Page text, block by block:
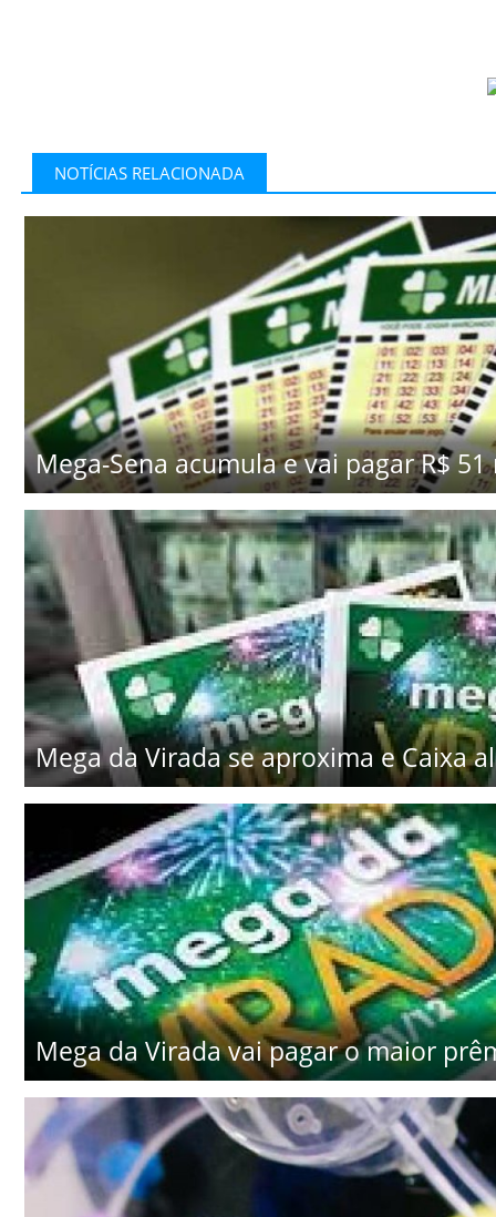
NOTÍCIAS RELACIONADA
Mega-Sena acumula e vai pagar R$
Mega da Virada se aproxima e Caixa
Mega da Virada vai pagar o maior